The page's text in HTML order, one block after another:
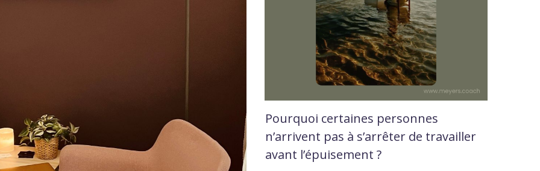
Pourquoi certaines personnes
n’arrivent pas à s’arrêter de travailler
avant l’épuisement ?